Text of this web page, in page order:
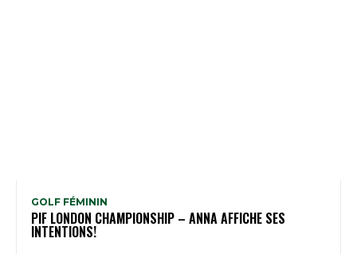
GOLF FÉMININ
PIF LONDON CHAMPIONSHIP – ANNA AFFICHE SES
INTENTIONS!